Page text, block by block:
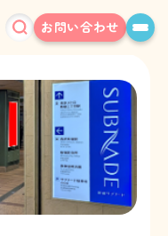
お問い合わせ